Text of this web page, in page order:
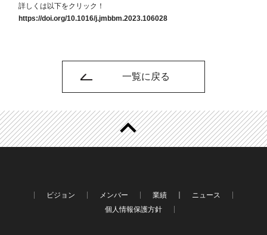
詳しくは以下をクリック！
https://doi.org/10.1016/j.jmbbm.2023.106028
一覧に戻る
ビジョン メンバー 業績
ニュース
個人情報保護方針